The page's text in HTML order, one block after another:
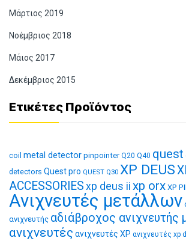
Μάρτιος 2019
Νοέμβριος 2018
Μάιος 2017
Δεκέμβριος 2015
Ετικέτες Προϊόντος
coil metal detector pinpointer Q20 Q40 quest
detectors Quest pro QUEST Q30 XP DEUS
ACCESSORIES xp deus ii xp orx XP
Ανιχνευτές μετάλλων
ανιχνευτής αδιάβροχος ανιχνευτής
ανιχνευτές ανιχνευτές XP ανιχνευτές xp